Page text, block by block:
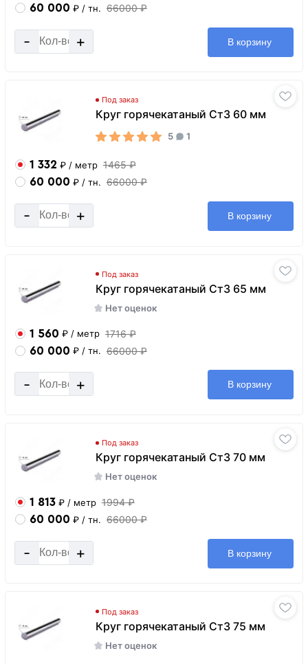
60 000 ₽ / тн. 66000 ₽
- + В корзину
Под заказ
Круг горячекатаный Ст3 60 мм
5 1
1 332 ₽ / метр 1465 ₽
60 000 ₽ / тн. 66000 ₽
- + В корзину
Под заказ
Круг горячекатаный Ст3 65 мм
Нет оценок
1 560 ₽ / метр 1716 ₽
60 000 ₽ / тн. 66000 ₽
- + В корзину
Под заказ
Круг горячекатаный Ст3 70 мм
Нет оценок
1 813 ₽ / метр 1994 ₽
60 000 ₽ / тн. 66000 ₽
- + В корзину
Под заказ
Круг горячекатаный Ст3 75 мм
Нет оценок